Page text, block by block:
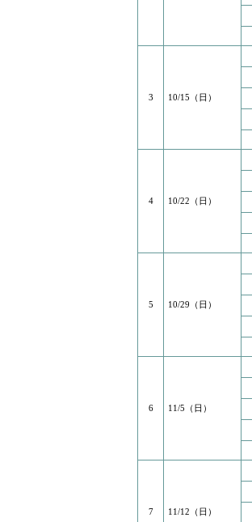
3 10/15（日）
4 10/22（日）
5 10/29（日）
6 11/5（日）
7 11/12（日）